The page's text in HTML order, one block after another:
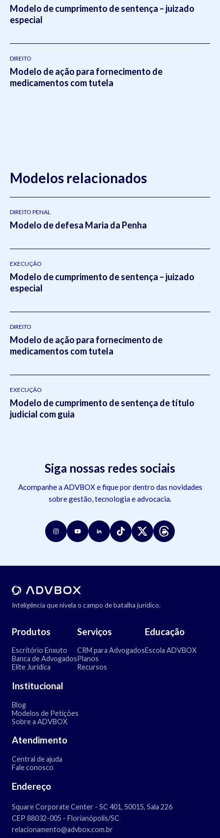
Modelo de cumprimento de sentença – juizado
especial
DIREITO
Modelo de ação para fornecimento de
medicamentos com tutela
Modelos relacionados
DIREITO PENAL
Modelo de defesa Maria da Penha
EXECUÇÃO
Modelo de cumprimento de sentença – juizado
especial
DIREITO
Modelo de ação para fornecimento de
medicamentos com tutela
EXECUÇÃO
Modelo de cumprimento de sentença de título
judicial com guia
Siga nossas redes sociais
Acompanhe a ADVBOX e fique por dentro das novidades
sobre gestão, tecnologia e advocacia.
Inteligência que nivela o campo de batalha jurídico.
Produtos
Escritório Enxuto
Banca de Advogados
Elite Jurídica
Serviços
CRM para Advogados
Planos
Recursos
Educação
Escola ADVBOX
Institucional
Blog
Modelos de Petições
Sobre a ADVBOX
Atendimento
Central de ajuda
Fale conosco
Endereço
Square Corporate Center - SC 401, 50015, Sala 226
CEP 88032-005 - Florianópolis/SC
relacionamento@advbox.com.br